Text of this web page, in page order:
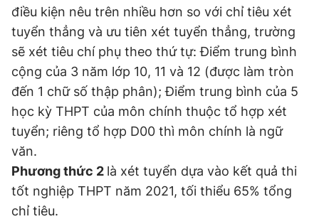
điều kiện nêu trên nhiều hơn so với chỉ tiêu xét
tuyển thẳng và ưu tiên xét tuyển thẳng, trường
sẽ xét tiêu chí phụ theo thứ tự: Điểm trung bình
cộng của 3 năm lớp 10, 11 và 12 (được làm tròn
đến 1 chữ số thập phân); Điểm trung bình của 5
học kỳ THPT của môn chính thuộc tổ hợp xét
tuyển; riêng tổ hợp D00 thì môn chính là ngữ
văn.
Phương thức 2 là xét tuyển dựa vào kết quả thi
tốt nghiệp THPT năm 2021, tối thiểu 65% tổng
chỉ tiêu.